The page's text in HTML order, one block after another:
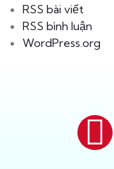
RSS bài viết
RSS bình luận
WordPress.org